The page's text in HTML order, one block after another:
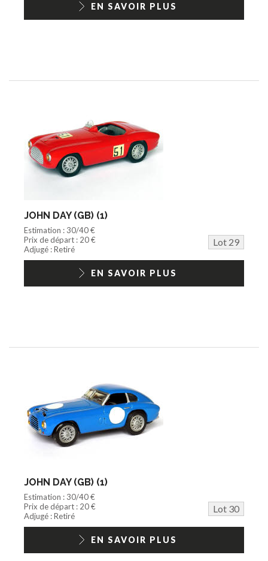
EN SAVOIR PLUS
JOHN DAY (GB) (1)
Estimation : 30/40 €
Prix de départ : 20 €
Lot 29
Adjugé : Retiré
EN SAVOIR PLUS
JOHN DAY (GB) (1)
Estimation : 30/40 €
Prix de départ : 20 €
Lot 30
Adjugé : Retiré
EN SAVOIR PLUS